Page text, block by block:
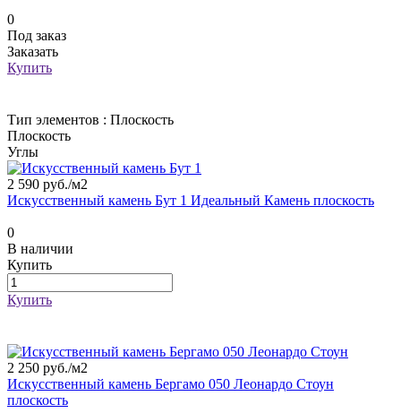
0
Под заказ
Заказать
Купить
Тип элементов : Плоскость
Плоскость
Углы
2 590 руб./м2
Искусственный камень Бут 1 Идеальный Камень плоскость
0
В наличии
Купить
Купить
2 250 руб./м2
Искусственный камень Бергамо 050 Леонардо Стоун
плоскость